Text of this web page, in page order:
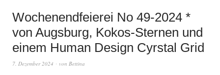
Wochenendfeierei No 49-2024 *
von Augsburg, Kokos-Sternen und
einem Human Design Cyrstal Grid
7. Dezember 2024 von Bettina